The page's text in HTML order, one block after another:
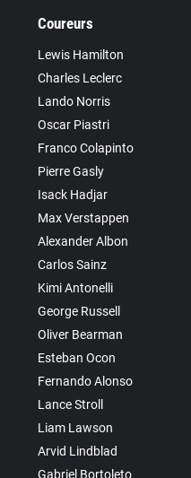
Coureurs
Lewis Hamilton
Charles Leclerc
Lando Norris
Oscar Piastri
Franco Colapinto
Pierre Gasly
Isack Hadjar
Max Verstappen
Alexander Albon
Carlos Sainz
Kimi Antonelli
George Russell
Oliver Bearman
Esteban Ocon
Fernando Alonso
Lance Stroll
Liam Lawson
Arvid Lindblad
Gabriel Bortoleto